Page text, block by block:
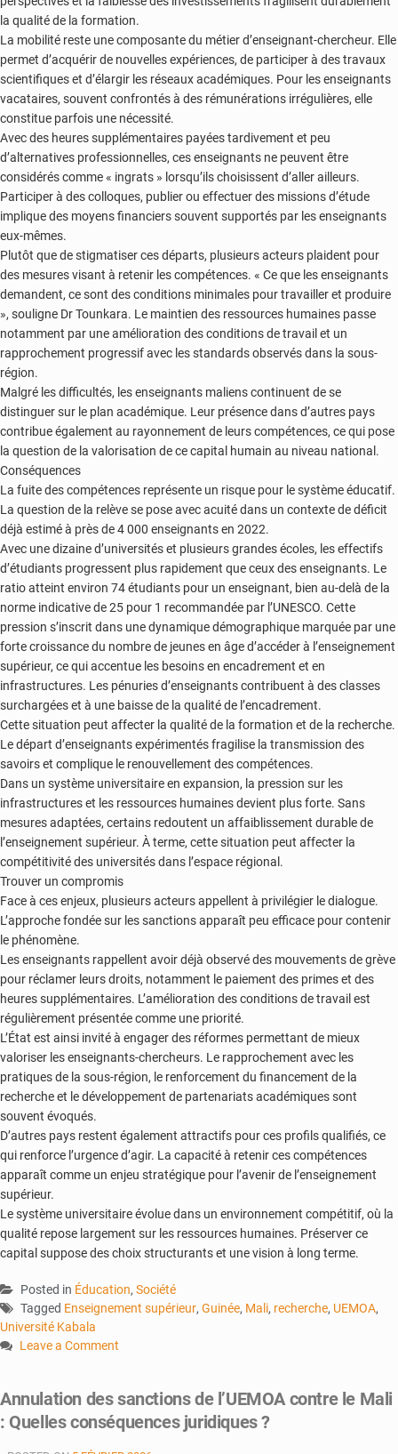
la qualité de la formation.
La mobilité reste une composante du métier d’enseignant-chercheur. Elle
permet d’acquérir de nouvelles expériences, de participer à des travaux
scientifiques et d’élargir les réseaux académiques. Pour les enseignants
vacataires, souvent confrontés à des rémunérations irrégulières, elle
constitue parfois une nécessité.
Avec des heures supplémentaires payées tardivement et peu
d’alternatives professionnelles, ces enseignants ne peuvent être
considérés comme « ingrats » lorsqu’ils choisissent d’aller ailleurs.
Participer à des colloques, publier ou effectuer des missions d’étude
implique des moyens financiers souvent supportés par les enseignants
eux-mêmes.
Plutôt que de stigmatiser ces départs, plusieurs acteurs plaident pour
des mesures visant à retenir les compétences. « Ce que les enseignants
demandent, ce sont des conditions minimales pour travailler et produire
», souligne Dr Tounkara. Le maintien des ressources humaines passe
notamment par une amélioration des conditions de travail et un
rapprochement progressif avec les standards observés dans la sous-
région.
Malgré les difficultés, les enseignants maliens continuent de se
distinguer sur le plan académique. Leur présence dans d’autres pays
contribue également au rayonnement de leurs compétences, ce qui pose
la question de la valorisation de ce capital humain au niveau national.
Conséquences
La fuite des compétences représente un risque pour le système éducatif.
La question de la relève se pose avec acuité dans un contexte de déficit
déjà estimé à près de 4 000 enseignants en 2022.
Avec une dizaine d’universités et plusieurs grandes écoles, les effectifs
d’étudiants progressent plus rapidement que ceux des enseignants. Le
ratio atteint environ 74 étudiants pour un enseignant, bien au-delà de la
norme indicative de 25 pour 1 recommandée par l’UNESCO. Cette
pression s’inscrit dans une dynamique démographique marquée par une
forte croissance du nombre de jeunes en âge d’accéder à l’enseignement
supérieur, ce qui accentue les besoins en encadrement et en
infrastructures. Les pénuries d’enseignants contribuent à des classes
surchargées et à une baisse de la qualité de l’encadrement.
Cette situation peut affecter la qualité de la formation et de la recherche.
Le départ d’enseignants expérimentés fragilise la transmission des
savoirs et complique le renouvellement des compétences.
Dans un système universitaire en expansion, la pression sur les
infrastructures et les ressources humaines devient plus forte. Sans
mesures adaptées, certains redoutent un affaiblissement durable de
l’enseignement supérieur. À terme, cette situation peut affecter la
compétitivité des universités dans l’espace régional.
Trouver un compromis
Face à ces enjeux, plusieurs acteurs appellent à privilégier le dialogue.
L’approche fondée sur les sanctions apparaît peu efficace pour contenir
le phénomène.
Les enseignants rappellent avoir déjà observé des mouvements de grève
pour réclamer leurs droits, notamment le paiement des primes et des
heures supplémentaires. L’amélioration des conditions de travail est
régulièrement présentée comme une priorité.
L’État est ainsi invité à engager des réformes permettant de mieux
valoriser les enseignants-chercheurs. Le rapprochement avec les
pratiques de la sous-région, le renforcement du financement de la
recherche et le développement de partenariats académiques sont
souvent évoqués.
D’autres pays restent également attractifs pour ces profils qualifiés, ce
qui renforce l’urgence d’agir. La capacité à retenir ces compétences
apparaît comme un enjeu stratégique pour l’avenir de l’enseignement
supérieur.
Le système universitaire évolue dans un environnement compétitif, où la
qualité repose largement sur les ressources humaines. Préserver ce
capital suppose des choix structurants et une vision à long terme.
Posted in Éducation, Société
Tagged Enseignement supérieur, Guinée, Mali, recherche, UEMOA,
Université Kabala
Leave a Comment
chercheurs
:
Annulation des sanctions de l’UEMOA contre le Mali
: Quelles conséquences juridiques ?